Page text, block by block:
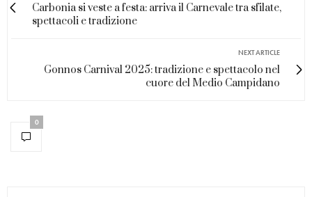
Carbonia si veste a festa: arriva il Carnevale tra sfilate,
spettacoli e tradizione
NEXT ARTICLE
Gonnos Carnival 2025: tradizione e spettacolo nel
cuore del Medio Campidano
0